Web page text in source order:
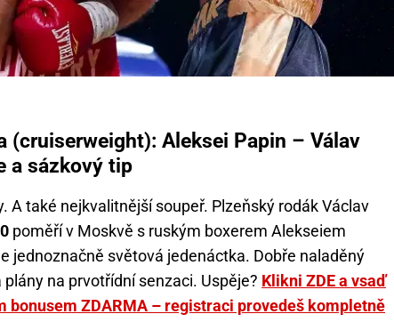
(cruiserweight): Aleksei Papin – Válav
a sázkový tip
A také nejkvalitnější soupeř. Plzeňský rodák Václav
poměří v Moskvě s ruským boxerem Alekseiem
jednoznačně světová jedenáctka. Dobře naladěný
na prvotřídní senzaci. Uspěje? Klikni ZDE a vsaď
bonusem ZDARMA – registraci provedeš kompletně